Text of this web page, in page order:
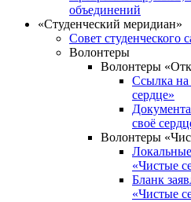
объединений
«Студенческий меридиан»
Совет студенческого
Волонтеры
Волонтеры
Ссылка на
сердце»
своё
Волонтеры
«Чистые
Бланк
«Чистые